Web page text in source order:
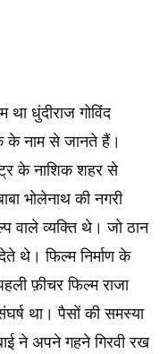
धुंदीराज गोविंद
के नाम से जानते हैं।
के नाशिक शहर से
भोलेनाथ की नगरी
वाले व्यक्ति थे। जो ठान
थे। फिल्म निर्माण के
फ़ीचर फिल्म राजा
था। पैसों की समस्या
ने अपने गहने गिरवी रख